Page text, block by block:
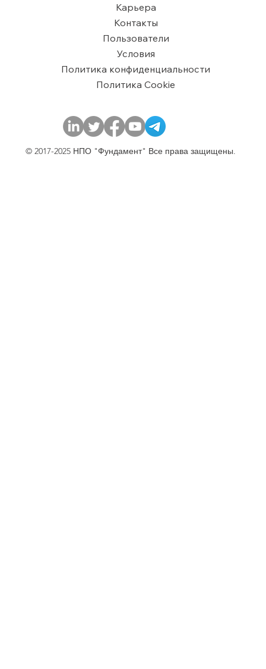
Карьера
Контакты
Пользователи
​Условия
Политика конфиденциальности
Политика Cookie
© 2017-2025 НПО "Фундамент" Все права защищены.